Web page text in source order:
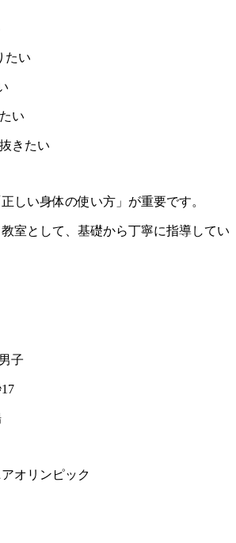
たい
い
きたい
しい身体の使い方」が重要です。
室として、基礎から丁寧に指導してい
子
アオリンピック